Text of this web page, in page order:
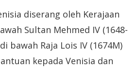
diserang oleh Kerajaan
Sultan Mehmed IV (1648-
bawah Raja Lois IV (1674M)
kepada Venisia dan